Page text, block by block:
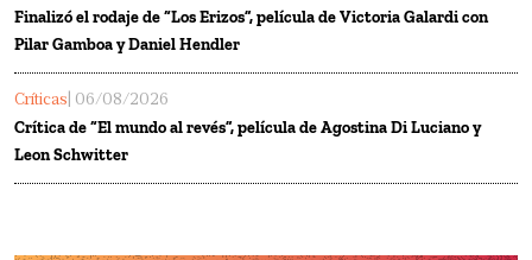
Finalizó el rodaje de “Los Erizos”, película de Victoria Galardi con
Pilar Gamboa y Daniel Hendler
Críticas | 06/08/2026
Crítica de “El mundo al revés”, película de Agostina Di Luciano y
Leon Schwitter